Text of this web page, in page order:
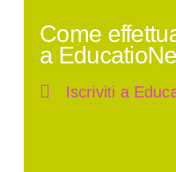
Come
a
Iscriviti a